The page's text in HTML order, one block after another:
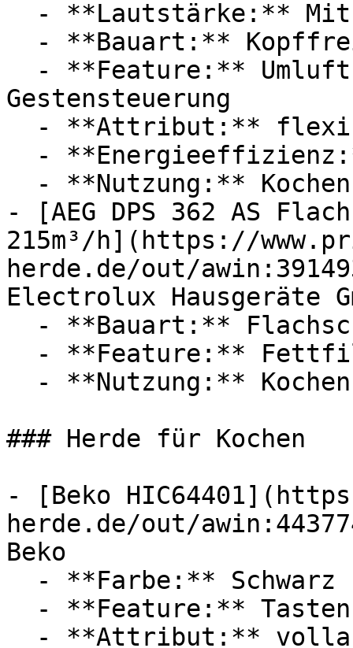
Gestensteuerung
- [AEG DPS 362 AS
215m³/h](https://
herde.de/out/
Electrolux Hausgeräte
### Herde für Kochen
- [Beko
herde.de/out/
Beko